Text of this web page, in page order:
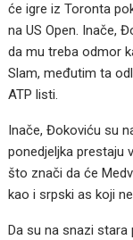
će igre iz Toronta
na US Open. Inače,
da mu treba odmor
Slam, međutim ta
ATP listi.
Inače, Đokoviću su
ponedjeljka prestaju
što znači da će
kao i srpski as koji
Da su na snazi stara